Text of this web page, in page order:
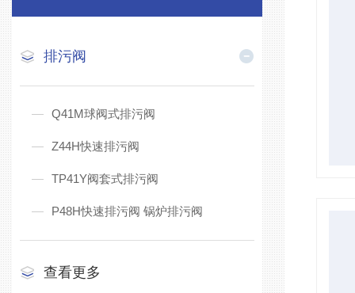
排污阀
Q41M球阀式排污阀
Z44H快速排污阀
TP41Y阀套式排污阀
P48H快速排污阀 锅炉排污阀
查看更多